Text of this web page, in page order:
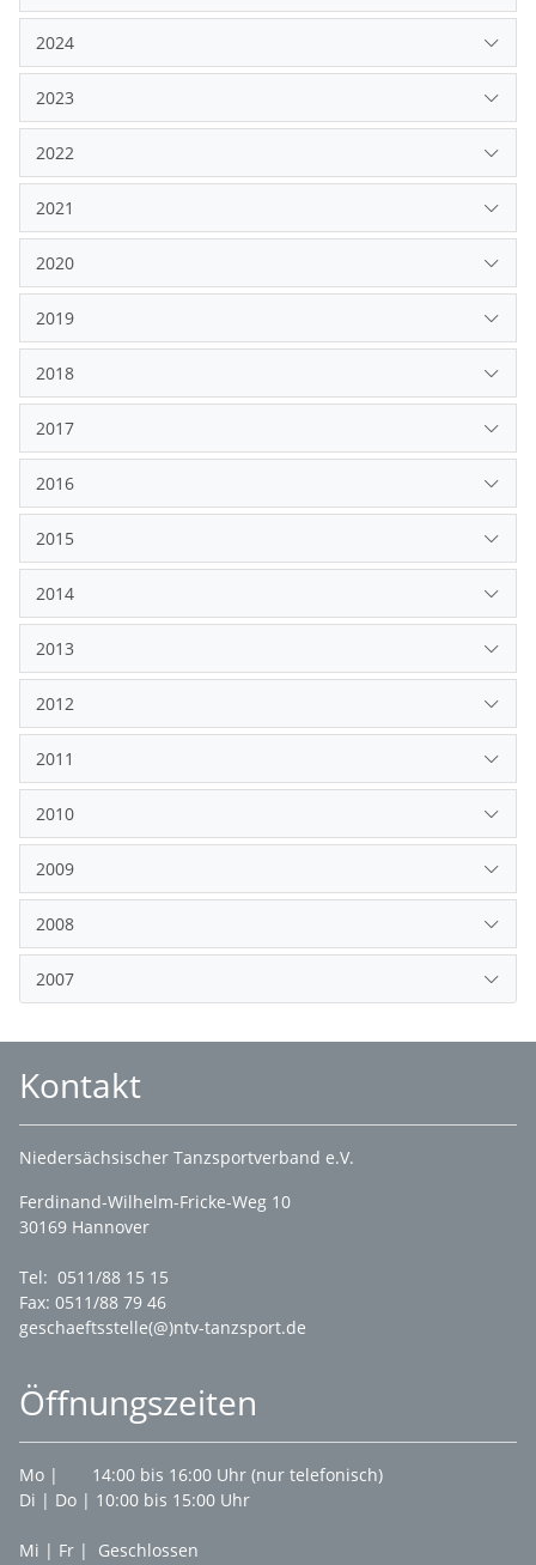
2024
2023
2022
2021
2020
2019
2018
2017
2016
2015
2014
2013
2012
2011
2010
2009
2008
2007
Kontakt
Niedersächsischer Tanzsportverband e.V.
Ferdinand-Wilhelm-Fricke-Weg 10
30169 Hannover
Tel: 0511/88 15 15
Fax: 0511/88 79 46
geschaeftsstelle(@)ntv-tanzsport.de
Öffnungszeiten
Mo | 14:00 bis 16:00 Uhr (nur telefonisch)
Di | Do | 10:00 bis 15:00 Uhr
Mi | Fr | Geschlossen